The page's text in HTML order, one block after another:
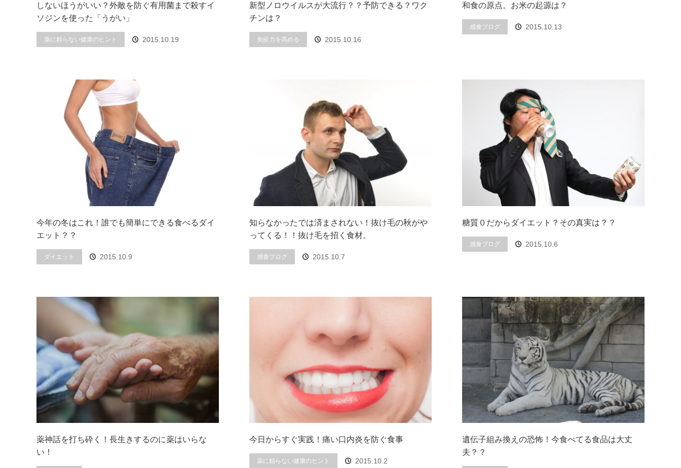
しないほうがいい？外敵を防ぐ有用菌まで殺すイ
ソジンを使った「うがい」
薬に頼らない健康のヒント 2015.10.19
新型ノロウイルスが大流行？？予防できる？ワク
チンは？
免疫力を高める 2015.10.16
和食の原点。お米の起源は？
感食ブログ 2015.10.13
今年の冬はこれ！誰でも簡単にできる食べるダイ
エット？？
ダイエット 2015.10.9
知らなかったでは済まされない！抜け毛の秋がや
ってくる！！抜け毛を招く食材。
感食ブログ 2015.10.7
糖質０だからダイエット？その真実は？？
感食ブログ 2015.10.6
薬神話を打ち砕く！長生きするのに薬はいらな
い！
今日からすぐ実践！痛い口内炎を防ぐ食事
薬に頼らない健康のヒント 2015.10.2
遺伝子組み換えの恐怖！今食べてる食品は大丈
夫？？